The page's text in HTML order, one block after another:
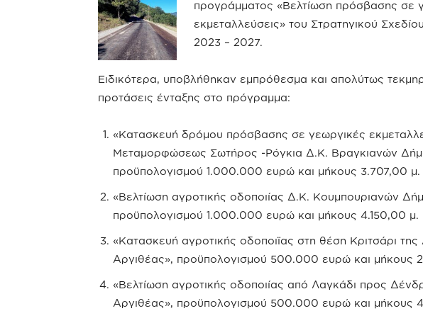
προγράμματος «Βελτίωση πρόσβασης σε
εκμεταλλεύσεις» του Στρατηγικού
2023 – 2027.
Ειδικότερα, υποβλήθηκαν εμπρόθεσμα και απολύτως
προτάσεις ένταξης στο πρόγραμμα:
«Κατασκευή δρόμου πρόσβασης σε γεωργικές
Μεταμορφώσεως Σωτήρος -Ρόγκια Δ.Κ. Βραγκιανών
προϋπολογισμού 1.000.000 ευρώ και μήκους 3.707,00
«Βελτίωση αγροτικής οδοποιίας Δ.Κ. Κουμπουριανών
προϋπολογισμού 1.000.000 ευρώ και μήκους 4.150,00
«Κατασκευή αγροτικής οδοποιϊας στη θέση Κριτσάρι
Αργιθέας», προϋπολογισμού 500.000 ευρώ και
«Βελτίωση αγροτικής οδοποιίας από Λαγκάδι προς
Αργιθέας», προϋπολογισμού 500.000 ευρώ και μήκους